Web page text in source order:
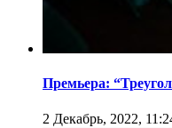
Премьера:
2 Декабрь, 2022,